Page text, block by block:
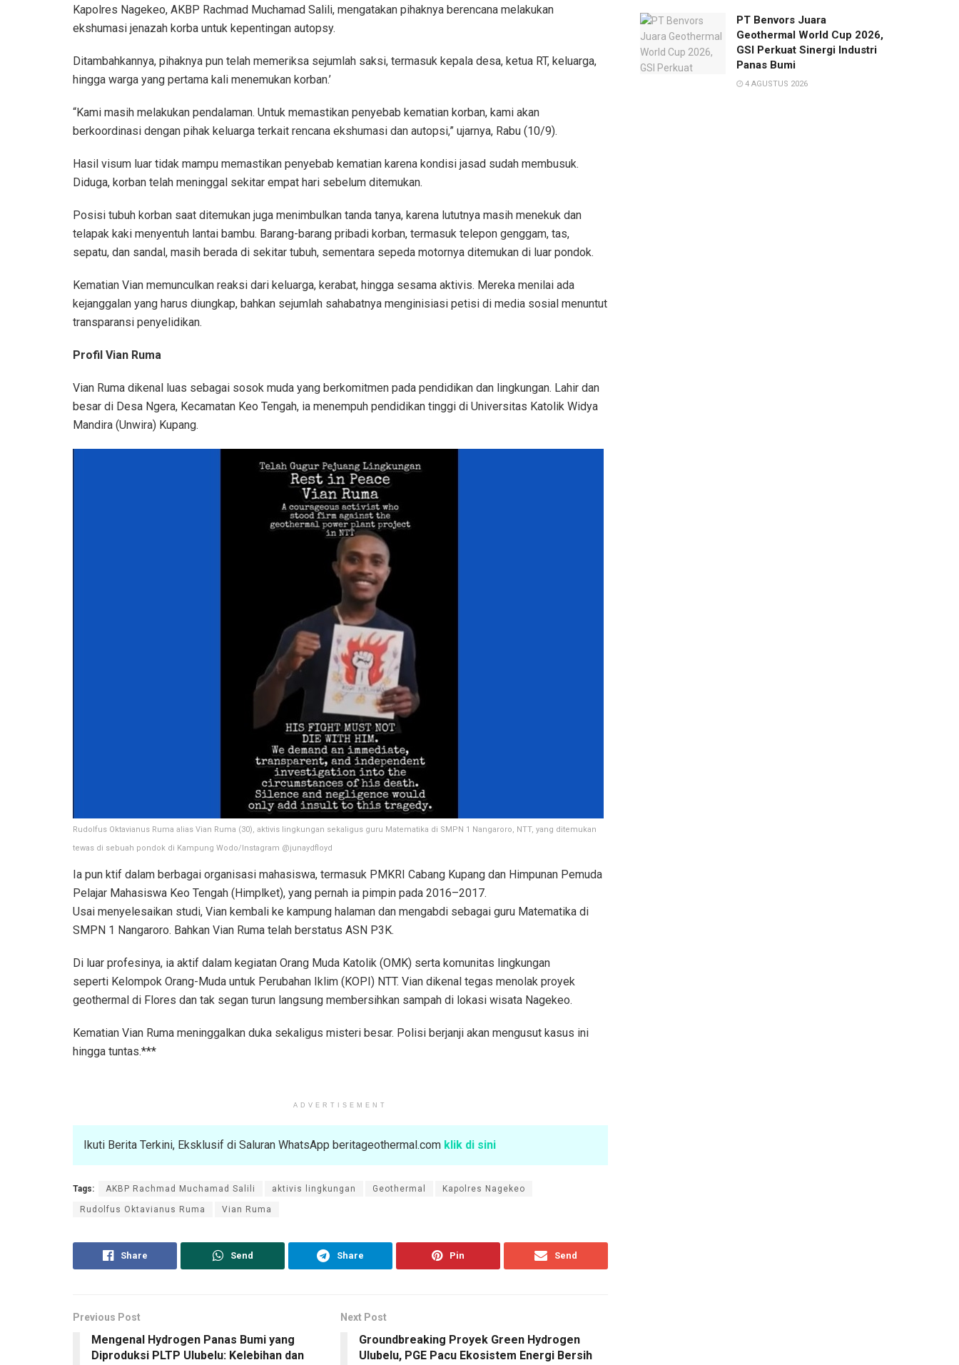
Kapolres Nagekeo, AKBP Rachmad Muchamad Salili, mengatakan pihaknya berencana melakukan
ekshumasi jenazah korba untuk kepentingan autopsy.
Ditambahkannya, pihaknya pun telah memeriksa sejumlah saksi, termasuk kepala desa, ketua RT, keluarga,
hingga warga yang pertama kali menemukan korban.’
“Kami masih melakukan pendalaman. Untuk memastikan penyebab kematian korban, kami akan
berkoordinasi dengan pihak keluarga terkait rencana ekshumasi dan autopsi,” ujarnya, Rabu (10/9).
Hasil visum luar tidak mampu memastikan penyebab kematian karena kondisi jasad sudah membusuk.
Diduga, korban telah meninggal sekitar empat hari sebelum ditemukan.
Posisi tubuh korban saat ditemukan juga menimbulkan tanda tanya, karena lututnya masih menekuk dan
telapak kaki menyentuh lantai bambu. Barang-barang pribadi korban, termasuk telepon genggam, tas,
sepatu, dan sandal, masih berada di sekitar tubuh, sementara sepeda motornya ditemukan di luar pondok.
Kematian Vian memunculkan reaksi dari keluarga, kerabat, hingga sesama aktivis. Mereka menilai ada
kejanggalan yang harus diungkap, bahkan sejumlah sahabatnya menginisiasi petisi di media sosial menuntut
transparansi penyelidikan.
Profil Vian Ruma
Vian Ruma dikenal luas sebagai sosok muda yang berkomitmen pada pendidikan dan lingkungan. Lahir dan
besar di Desa Ngera, Kecamatan Keo Tengah, ia menempuh pendidikan tinggi di Universitas Katolik Widya
Mandira (Unwira) Kupang.
Rudolfus Oktavianus Ruma alias Vian Ruma (30), aktivis lingkungan sekaligus guru Matematika di SMPN 1 Nangaroro, NTT, yang ditemukan
tewas di sebuah pondok di Kampung Wodo/Instagram @junaydfloyd
Ia pun ktif dalam berbagai organisasi mahasiswa, termasuk PMKRI Cabang Kupang dan Himpunan Pemuda
Pelajar Mahasiswa Keo Tengah (Himplket), yang pernah ia pimpin pada 2016–2017.
Usai menyelesaikan studi, Vian kembali ke kampung halaman dan mengabdi sebagai guru Matematika di
SMPN 1 Nangaroro. Bahkan Vian Ruma telah berstatus ASN P3K.
Di luar profesinya, ia aktif dalam kegiatan Orang Muda Katolik (OMK) serta komunitas lingkungan
seperti Kelompok Orang-Muda untuk Perubahan Iklim (KOPI) NTT. Vian dikenal tegas menolak proyek
geothermal di Flores dan tak segan turun langsung membersihkan sampah di lokasi wisata Nagekeo.
Kematian Vian Ruma meninggalkan duka sekaligus misteri besar. Polisi berjanji akan mengusut kasus ini
hingga tuntas.***
ADVERTISEMENT
Ikuti Berita Terkini, Eksklusif di Saluran WhatsApp beritageothermal.com klik di sini
Tags: AKBP Rachmad Muchamad Salili aktivis lingkungan Geothermal Kapolres Nagekeo
Rudolfus Oktavianus Ruma Vian Ruma
Share Send Share Pin Send
Previous Post
Mengenal Hydrogen Panas Bumi yang
Diproduksi PLTP Ulubelu: Kelebihan dan
Next Post
Groundbreaking Proyek Green Hydrogen
Ulubelu, PGE Pacu Ekosistem Energi Bersih
PT Benvors Juara
Geothermal World Cup 2026,
GSI Perkuat Sinergi Industri
Panas Bumi
4 AGUSTUS 2026